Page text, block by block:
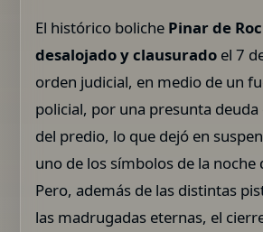
El histórico boliche Pinar de
desalojado y clausurado el 7
orden judicial, en medio de un
policial, por una presunta deuda
del predio, lo que dejó en
uno de los símbolos de la noche
Pero, además de las distintas
las madrugadas eternas, el